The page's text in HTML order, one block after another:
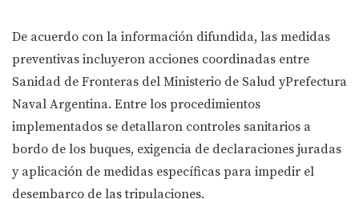
De acuerdo con la información difundida, las medidas
preventivas incluyeron acciones coordinadas entre
Sanidad de Fronteras del Ministerio de Salud yPrefectura
Naval Argentina. Entre los procedimientos
implementados se detallaron controles sanitarios a
bordo de los buques, exigencia de declaraciones juradas
y aplicación de medidas específicas para impedir el
desembarco de las tripulaciones.